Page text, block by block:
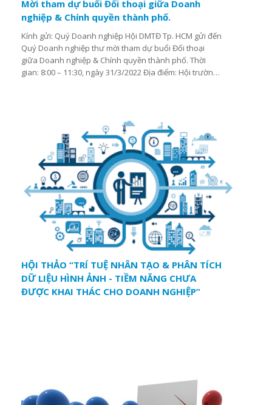
Mời tham dự buổi Đối thoại giữa Doanh
nghiệp & Chính quyền thành phố.
Kính gửi: Quý Doanh nghiệp Hội DMTĐ Tp. HCM gửi đến
Quý Doanh nghiệp thư mời tham dự buổi Đối thoại
giữa Doanh nghiệp & Chính quyền thành phố. Thời
gian: 8:00 – 11:30, ngày 31/3/2022 Địa điểm: Hội trường
HỘI THẢO “TRÍ TUỆ NHÂN TẠO & PHÂN TÍCH
DỮ LIỆU HÌNH ẢNH - TIỀM NĂNG CHƯA
ĐƯỢC KHAI THÁC CHO DOANH NGHIỆP”